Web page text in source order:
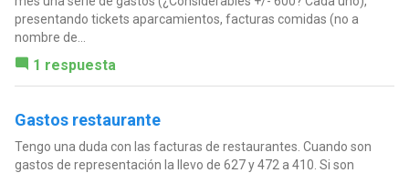
presentando tickets aparcamientos, facturas comidas (no a
nombre de...
1 respuesta
Gastos restaurante
Tengo una duda con las facturas de restaurantes. Cuando son
gastos de representación la llevo de 627 y 472 a 410. Si son